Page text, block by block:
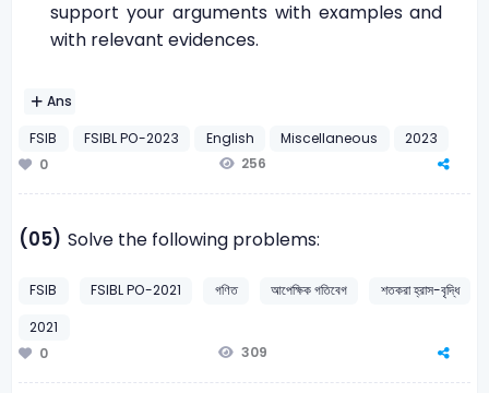
support your arguments with examples and
with relevant evidences.
Ans
FSIB
FSIBL PO-2023 English Miscellaneous
2023
0
256
(05) Solve the following problems:
FSIB FSIBL PO-2021 গণিত আপেক্ষিক গতিবেগ
শতকরা হ্রাস-বৃদ্ধি
2021
0
309